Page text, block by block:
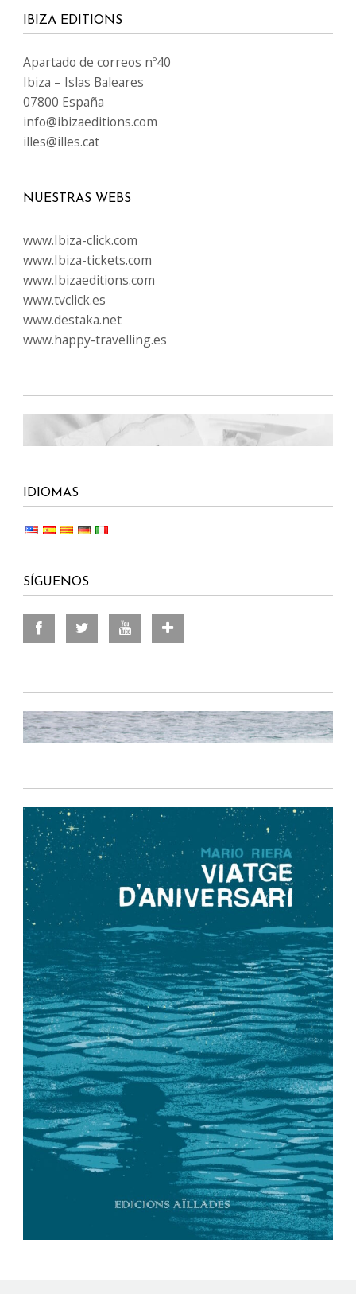
IBIZA EDITIONS
Apartado de correos nº40
Ibiza – Islas Baleares
07800 España
info@ibizaeditions.com
illes@illes.cat
NUESTRAS WEBS
www.Ibiza-click.com
www.Ibiza-tickets.com
www.Ibizaeditions.com
www.tvclick.es
www.destaka.net
www.happy-travelling.es
IDIOMAS
SÍGUENOS